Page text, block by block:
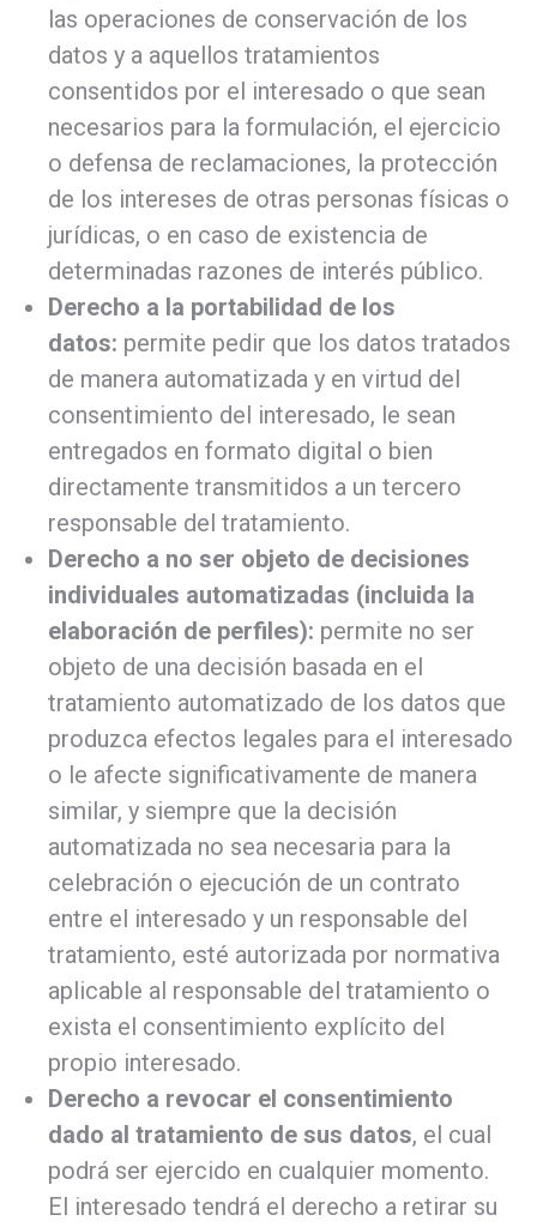
las operaciones de conservación de los
datos y a aquellos tratamientos
consentidos por el interesado o que sean
necesarios para la formulación, el ejercicio
o defensa de reclamaciones, la protección
de los intereses de otras personas físicas o
jurídicas, o en caso de existencia de
determinadas razones de interés público.
Derecho a la portabilidad de los
datos: permite pedir que los datos tratados
de manera automatizada y en virtud del
consentimiento del interesado, le sean
entregados en formato digital o bien
directamente transmitidos a un tercero
responsable del tratamiento.
Derecho a no ser objeto de decisiones
individuales automatizadas (incluida la
elaboración de perfiles): permite no ser
objeto de una decisión basada en el
tratamiento automatizado de los datos que
produzca efectos legales para el interesado
o le afecte significativamente de manera
similar, y siempre que la decisión
automatizada no sea necesaria para la
celebración o ejecución de un contrato
entre el interesado y un responsable del
tratamiento, esté autorizada por normativa
aplicable al responsable del tratamiento o
exista el consentimiento explícito del
propio interesado.
Derecho a revocar el consentimiento
dado al tratamiento de sus datos, el cual
podrá ser ejercido en cualquier momento.
El interesado tendrá el derecho a retirar su